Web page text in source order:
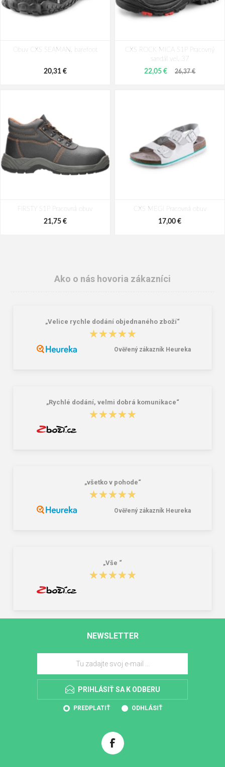
poltopánka
poltopánka
32,61 €
Obuv CXS SEAMAN, barefoot
20,31 €
CXS ROCK MICA S1P Pracovný
sandál vel. 37
22,05 € 26,37 €
FIRSTY S1P Pracovná obuv
21,75 €
CXS MEGI Pracovná obuv
17,00 €
Ako o nás hovoria zákazníci
„Velice rychle dodání objednaného zboží“
★★★★★
★★★★★
Ověřený zákazník Heureka
„Rychlé dodání, velmi dobrá komunikace“
★★★★★
★★★★★
„všetko v pohode“
★★★★★
★★★★★
Ověřený zákazník Heureka
„Vše “
★★★★★
★★★★★
NEWSLETTER
PRIHLÁSIŤ SA K ODBERU
PREDPLATIŤ ODHLÁSIŤ